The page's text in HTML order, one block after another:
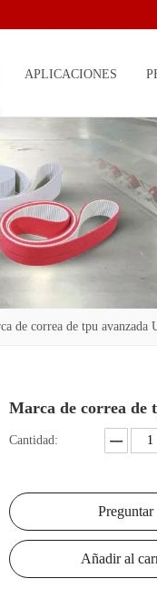
APLICACIONES
de correa de tpu avanzada
Marca de correa de
Cantidad:
Preguntar
Añadir al